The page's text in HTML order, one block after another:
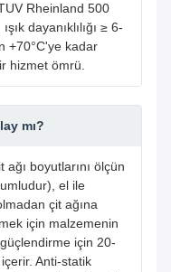
Rheinland 500
dayanıklılığı ≥ 6-
+70°C'ye kadar
hizmet ömrü.
mı?
boyutlarını ölçün
el ile
çit ağına
için malzemenin
için 20-
Anti-statik